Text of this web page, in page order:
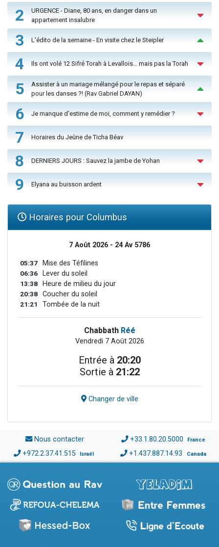
2
URGENCE - Diane, 80 ans, en danger dans un
appartement insalubre
3 L'édito de la semaine - En visite chez le Steipler
4 Ils ont volé 12 Sifré Torah à Levallois… mais pas la Torah
5
Assister à un mariage mélangé pour le repas et séparé
pour les danses ?! (Rav Gabriel DAYAN)
6 Je manque d'estime de moi, comment y remédier ?
7 Horaires du Jeûne de Ticha Béav
8 DERNIERS JOURS : Sauvez la jambe de Yohan
9 Elyana au buisson ardent
Horaires pour Columbus
7 Août 2026 - 24 Av 5786
05:37 Mise des Téfilines
06:36 Lever du soleil
13:38 Heure de milieu du jour
20:38 Coucher du soleil
21:21 Tombée de la nuit
Chabbath Réé
Vendredi 7 Août 2026
Entrée à 20:20
Sortie à 21:22
Changer de ville
Nous contacter +33.1.80.20.5000 France
+972.2.37.41.515 Israël +1.437.887.14.93 Canada